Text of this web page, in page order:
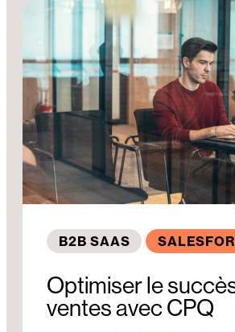
B2B SAAS
Optimiser le
ventes avec CPQ